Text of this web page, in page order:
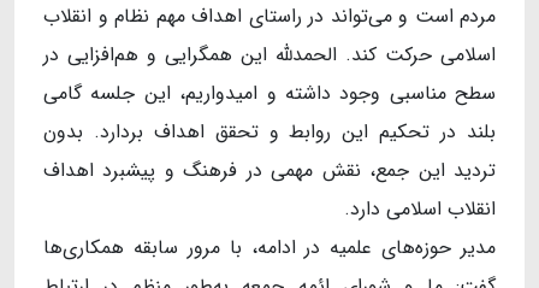
مردم است و می‌تواند در راستای اهداف مهم نظام و انقلاب
اسلامی حرکت کند. الحمدلله این همگرایی و هم‌افزایی در
سطح مناسبی وجود داشته و امیدواریم، این جلسه گامی
بلند در تحکیم این روابط و تحقق اهداف بردارد. بدون
تردید این جمع، نقش مهمی در فرهنگ و پیشبرد اهداف
انقلاب اسلامی دارد.
مدیر حوزه‌های علمیه در ادامه، با مرور سابقه همکاری‌ها